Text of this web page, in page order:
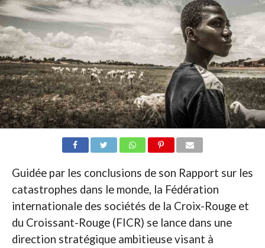
Guidée par les conclusions de son Rapport sur les
catastrophes dans le monde, la Fédération
internationale des sociétés de la Croix-Rouge et
du Croissant-Rouge (FICR) se lance dans une
direction stratégique ambitieuse visant à